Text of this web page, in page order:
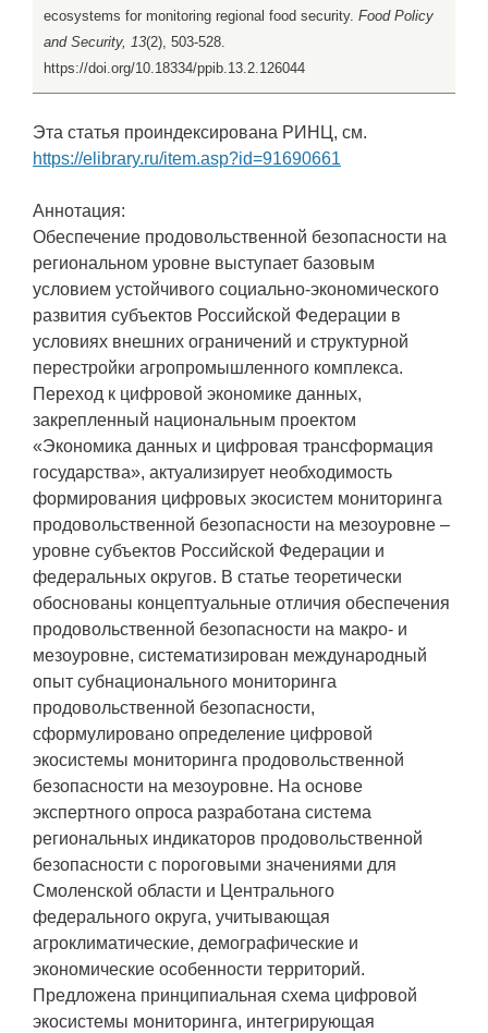
ecosystems for monitoring regional food security. Food Policy
and Security, 13(2), 503-528.
https://doi.org/10.18334/ppib.13.2.126044
Эта статья проиндексирована РИНЦ, см.
https://elibrary.ru/item.asp?id=91690661
Аннотация:
Обеспечение продовольственной безопасности на
региональном уровне выступает базовым
условием устойчивого социально-экономического
развития субъектов Российской Федерации в
условиях внешних ограничений и структурной
перестройки агропромышленного комплекса.
Переход к цифровой экономике данных,
закрепленный национальным проектом
«Экономика данных и цифровая трансформация
государства», актуализирует необходимость
формирования цифровых экосистем мониторинга
продовольственной безопасности на мезоуровне –
уровне субъектов Российской Федерации и
федеральных округов. В статье теоретически
обоснованы концептуальные отличия обеспечения
продовольственной безопасности на макро- и
мезоуровне, систематизирован международный
опыт субнационального мониторинга
продовольственной безопасности,
сформулировано определение цифровой
экосистемы мониторинга продовольственной
безопасности на мезоуровне. На основе
экспертного опроса разработана система
региональных индикаторов продовольственной
безопасности с пороговыми значениями для
Смоленской области и Центрального
федерального округа, учитывающая
агроклиматические, демографические и
экономические особенности территорий.
Предложена принципиальная схема цифровой
экосистемы мониторинга, интегрирующая